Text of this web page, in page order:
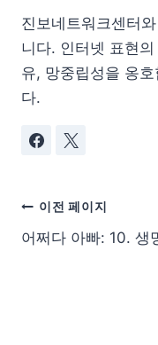
진보네트워크센터
니다. 인터넷 표현
유, 망중립성을 옹
다.
이전 페이지
어쩌다 아빠: 10. 생